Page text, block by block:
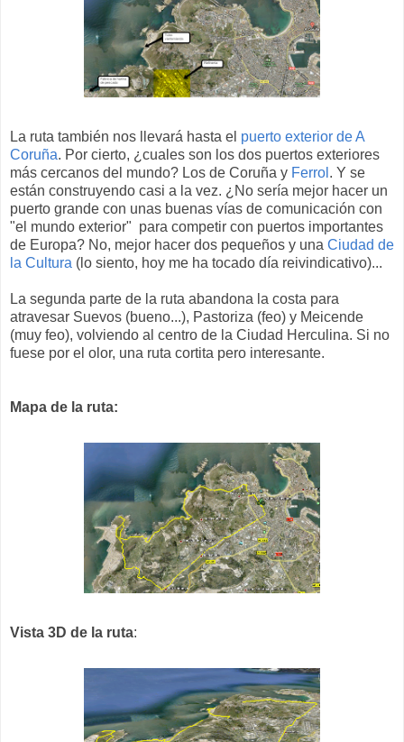
La ruta también nos llevará hasta el puerto exterior de A
Coruña. Por cierto, ¿cuales son los dos puertos exteriores
más cercanos del mundo? Los de Coruña y Ferrol . Y se
están construyendo casi a la vez. ¿No sería mejor hacer un
puerto grande con unas buenas vías de comunicación con
"el mundo exterior" para competir con puertos importantes
de Europa? No, mejor hacer dos pequeños y una Ciudad de
la Cultura (lo siento, hoy me ha tocado día reivindicativo)...
La segunda parte de la ruta abandona la costa para
atravesar Suevos (bueno...), Pastoriza (feo) y Meicende
(muy feo), volviendo al centro de la Ciudad Herculina. Si no
fuese por el olor, una ruta cortita pero interesante.
Mapa de la ruta:
Vista 3D de la ruta: